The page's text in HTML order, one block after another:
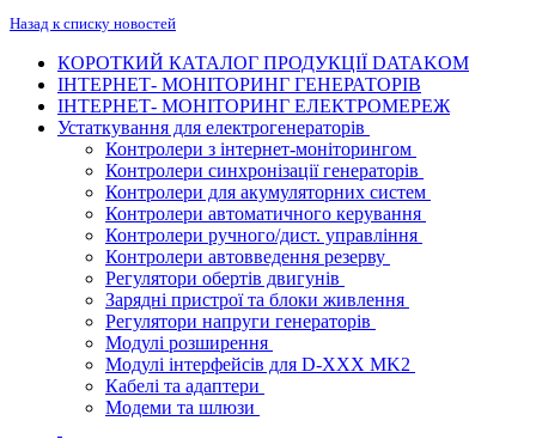
Назад к списку новостей
КОРОТКИЙ КАТАЛОГ ПРОДУКЦІЇ DATAKOM
ІНТЕРНЕТ- МОНІТОРИНГ ГЕНЕРАТОРІВ
ІНТЕРНЕТ- МОНІТОРИНГ ЕЛЕКТРОМЕРЕЖ
Устаткування для електрогенераторів
Контролери з інтернет-моніторингом
Контролери синхронізації генераторів
Контролери для акумуляторних систем
Контролери автоматичного керування
Контролери ручного/дист. управління
Контролери автовведення резерву
Регулятори обертів двигунів
Зарядні пристрої та блоки живлення
Регулятори напруги генераторів
Модулі розширення
Модулі інтерфейсів для D-XXX MK2
Кабелі та адаптери
Модеми та шлюзи